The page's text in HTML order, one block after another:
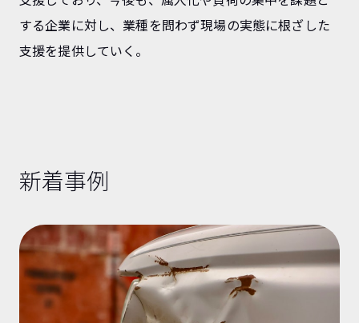
する企業に対し、業種を問わず現場の実態に根ざした
支援を提供していく。
新着事例